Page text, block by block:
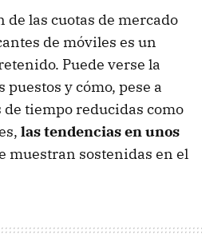
de las cuotas de mercado
de móviles es un
Puede verse la
y cómo, pese a
tiempo reducidas como
las tendencias en unos
muestran sostenidas en el